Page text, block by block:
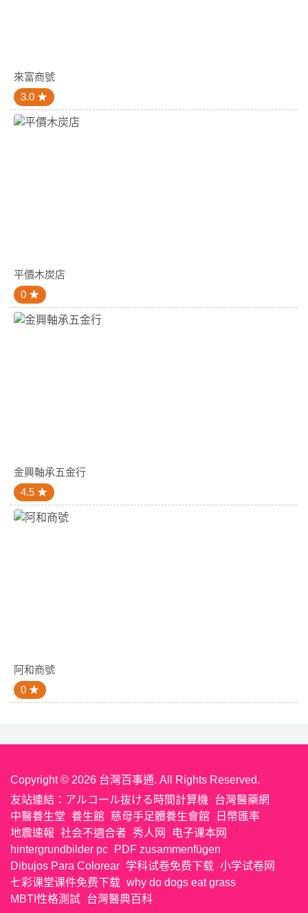
來富商號
3.0
平價木炭店
0
金興軸承五金行
4.5
阿和商號
0
Copyright © 2026 台灣百事通. All Rights Reserved.
友站連結： アルコール抜ける時間計算機
台灣醫藥網
中醫養生堂 養生館 慈母手足體養生會館
日幣匯率
地震速報 社会不適合者 秀人网
电子课本网
hintergrundbilder pc
PDF zusammenfügen
Dibujos Para Colorear 学科试卷免费下载 小学试卷网
七彩课堂课件免费下载 why do dogs eat grass
MBTI性格測試 台灣醫典百科